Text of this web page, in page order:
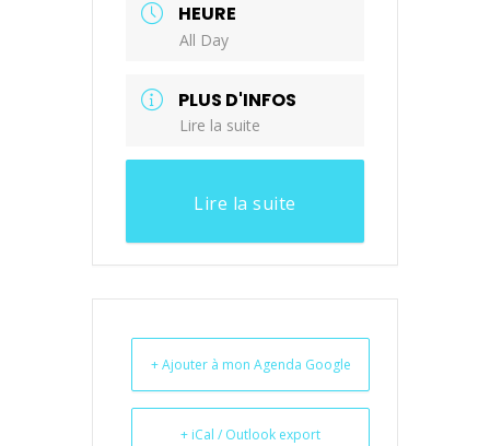
HEURE
All Day
PLUS D'INFOS
Lire la suite
Lire la suite
+ Ajouter à mon Agenda Google
+ iCal / Outlook export